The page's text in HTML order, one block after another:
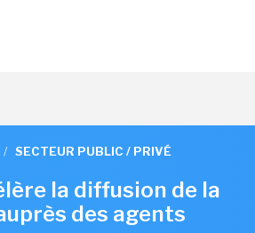
/ SECTEUR PUBLIC / PRIVÉ
la diffusion de la
des agents